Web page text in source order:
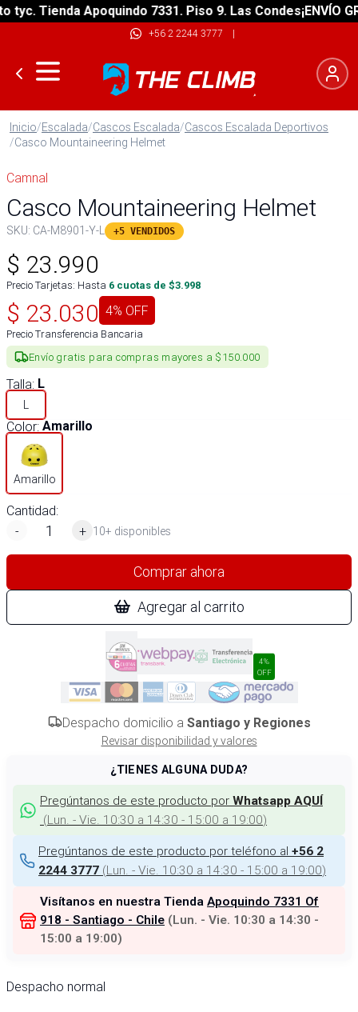
Tienda Apoquindo 7331. Piso 9. Las Condes¡ENVÍO
+56 2 2244 3777 |
Inicio/Escalada/Cascos Escalada/Cascos Escalada Deportivos
/Casco Mountaineering Helmet
Camnal
Casco Mountaineering Helmet
SKU: CA-M8901-Y-L +5 VENDIDOS
$ 23.990
Precio Tarjetas: Hasta 6 cuotas de $3.998
$ 23.030 4% OFF
Precio Transferencia Bancaria
Envío gratis para compras mayores a $150.000
Talla: L
L
Color: Amarillo
Amarillo
Cantidad:
-
+ 10+ disponibles
Comprar ahora
Agregar al carrito
4%
OFF
Despacho domicilio a Santiago y Regiones
Revisar disponibilidad y valores
¿TIENES ALGUNA DUDA?
Pregúntanos de este producto por Whatsapp AQUÍ
(Lun. - Vie. 10:30 a 14:30 - 15:00 a 19:00)
Pregúntanos de este producto por teléfono al +56 2
2244 3777 (Lun. - Vie. 10:30 a 14:30 - 15:00 a 19:00)
Visítanos en nuestra Tienda Apoquindo 7331 Of
918 - Santiago - Chile (Lun. - Vie. 10:30 a 14:30 -
15:00 a 19:00)
Despacho normal